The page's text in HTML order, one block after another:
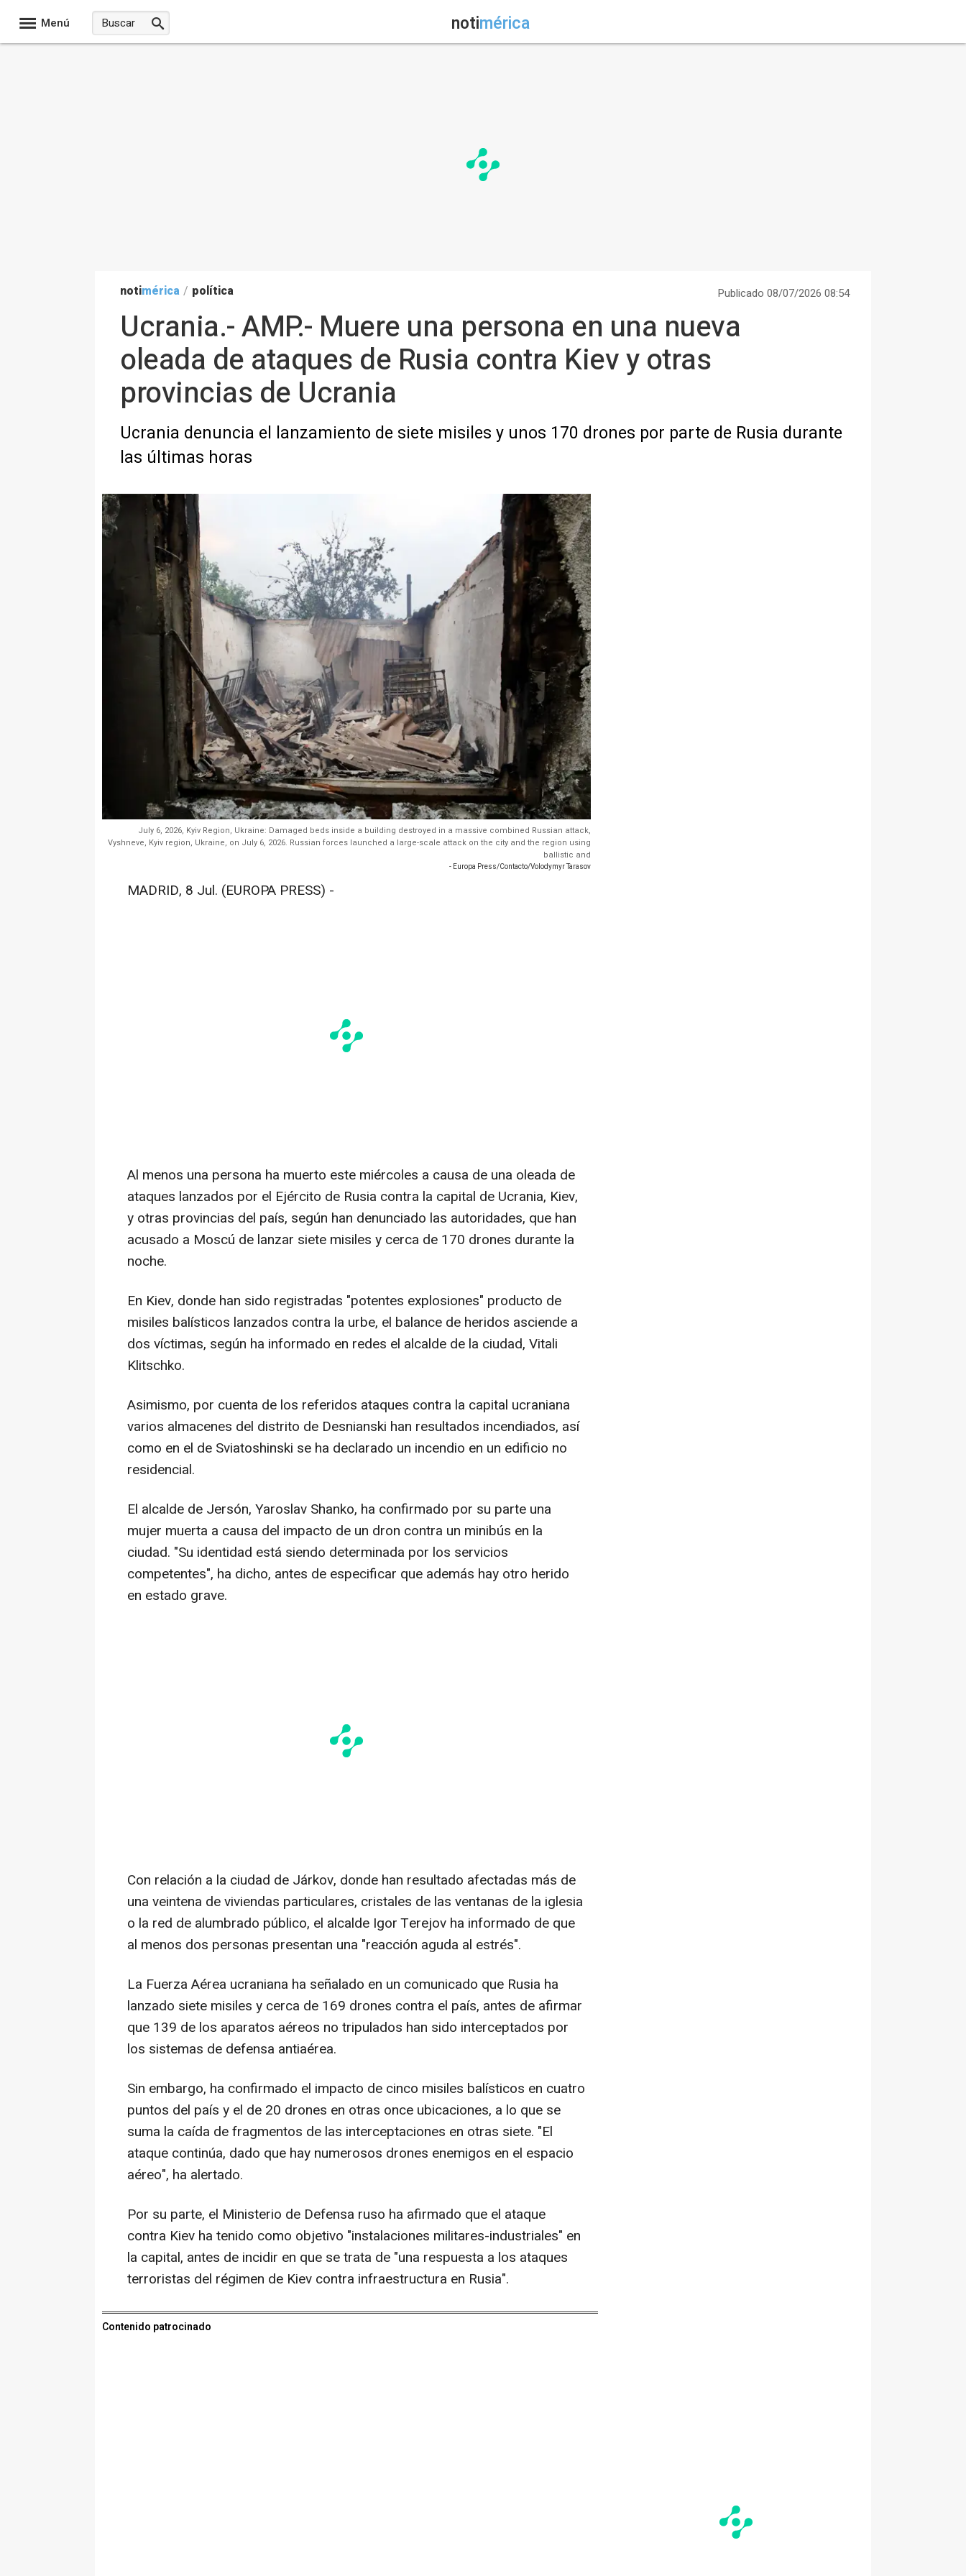
Menú notimérica
notimérica / política Publicado 08/07/2026 08:54
Ucrania.- AMP.- Muere una persona en una nueva
oleada de ataques de Rusia contra Kiev y otras
provincias de Ucrania
Ucrania denuncia el lanzamiento de siete misiles y unos 170 drones por parte de Rusia durante
las últimas horas
July 6, 2026, Kyiv Region, Ukraine: Damaged beds inside a building destroyed in a massive combined Russian attack,
Vyshneve, Kyiv region, Ukraine, on July 6, 2026. Russian forces launched a large-scale attack on the city and the region using
ballistic and
- Europa Press/Contacto/Volodymyr Tarasov
MADRID, 8 Jul. (EUROPA PRESS) -
Al menos una persona ha muerto este miércoles a causa de una oleada de
ataques lanzados por el Ejército de Rusia contra la capital de Ucrania, Kiev,
y otras provincias del país, según han denunciado las autoridades, que han
acusado a Moscú de lanzar siete misiles y cerca de 170 drones durante la
noche.
En Kiev, donde han sido registradas "potentes explosiones" producto de
misiles balísticos lanzados contra la urbe, el balance de heridos asciende a
dos víctimas, según ha informado en redes el alcalde de la ciudad, Vitali
Klitschko.
Asimismo, por cuenta de los referidos ataques contra la capital ucraniana
varios almacenes del distrito de Desnianski han resultados incendiados, así
como en el de Sviatoshinski se ha declarado un incendio en un edificio no
residencial.
El alcalde de Jersón, Yaroslav Shanko, ha confirmado por su parte una
mujer muerta a causa del impacto de un dron contra un minibús en la
ciudad. "Su identidad está siendo determinada por los servicios
competentes", ha dicho, antes de especificar que además hay otro herido
en estado grave.
Con relación a la ciudad de Járkov, donde han resultado afectadas más de
una veintena de viviendas particulares, cristales de las ventanas de la iglesia
o la red de alumbrado público, el alcalde Igor Terejov ha informado de que
al menos dos personas presentan una "reacción aguda al estrés".
La Fuerza Aérea ucraniana ha señalado en un comunicado que Rusia ha
lanzado siete misiles y cerca de 169 drones contra el país, antes de afirmar
que 139 de los aparatos aéreos no tripulados han sido interceptados por
los sistemas de defensa antiaérea.
Sin embargo, ha confirmado el impacto de cinco misiles balísticos en cuatro
puntos del país y el de 20 drones en otras once ubicaciones, a lo que se
suma la caída de fragmentos de las interceptaciones en otras siete. "El
ataque continúa, dado que hay numerosos drones enemigos en el espacio
aéreo", ha alertado.
Por su parte, el Ministerio de Defensa ruso ha afirmado que el ataque
contra Kiev ha tenido como objetivo "instalaciones militares-industriales" en
la capital, antes de incidir en que se trata de "una respuesta a los ataques
terroristas del régimen de Kiev contra infraestructura en Rusia".
Contenido patrocinado